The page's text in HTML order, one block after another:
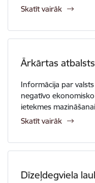
Skatīt vairāk
Ārkārtas atbalsts
Informācija par
negatīvo
ietekmes mazināšanai
Skatīt vairāk
Dīzeļdegviela